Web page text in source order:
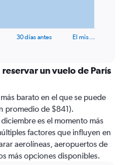
30 días antes El mis…
un vuelo de París
barato en el que se puede
promedio de $841).
es el momento más
factores que influyen en
aerolíneas, aeropuertos de
más opciones disponibles.